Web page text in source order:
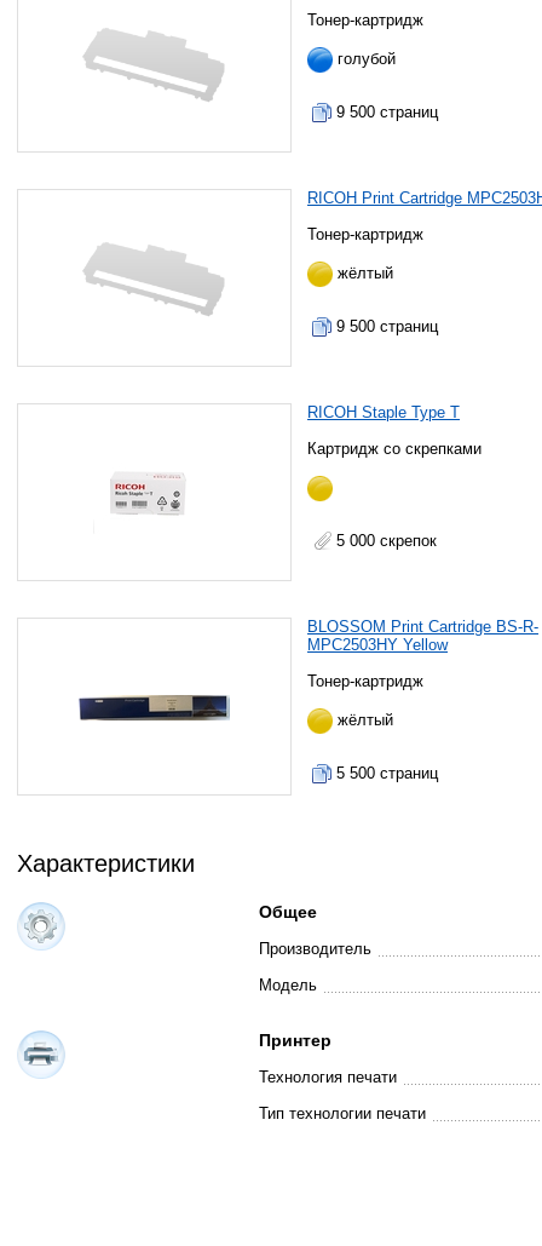
Тонер-картридж
голубой
9 500 страниц
RICOH Print Cartridge
Тонер-картридж
жёлтый
9 500 страниц
RICOH Staple Type T
Картридж со скрепками
5 000 скрепок
BLOSSOM Print Cartridge BS-R-
MPC2503HY Yellow
Тонер-картридж
жёлтый
5 500 страниц
Характеристики
Общее
Производитель
Модель
Принтер
Технология печати
Тип технологии печати